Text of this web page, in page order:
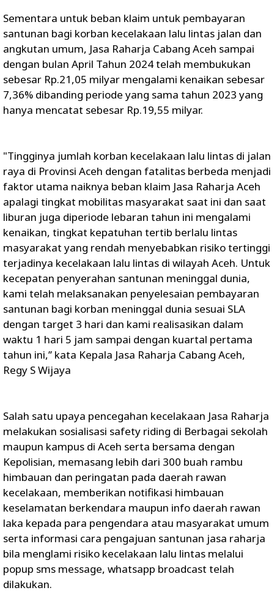
Sementara untuk beban klaim untuk pembayaran
santunan bagi korban kecelakaan lalu lintas jalan dan
angkutan umum, Jasa Raharja Cabang Aceh sampai
dengan bulan April Tahun 2024 telah membukukan
sebesar Rp.21,05 milyar mengalami kenaikan sebesar
7,36% dibanding periode yang sama tahun 2023 yang
hanya mencatat sebesar Rp.19,55 milyar.
"Tingginya jumlah korban kecelakaan lalu lintas di jalan
raya di Provinsi Aceh dengan fatalitas berbeda menjadi
faktor utama naiknya beban klaim Jasa Raharja Aceh
apalagi tingkat mobilitas masyarakat saat ini dan saat
liburan juga diperiode lebaran tahun ini mengalami
kenaikan, tingkat kepatuhan tertib berlalu lintas
masyarakat yang rendah menyebabkan risiko tertinggi
terjadinya kecelakaan lalu lintas di wilayah Aceh. Untuk
kecepatan penyerahan santunan meninggal dunia,
kami telah melaksanakan penyelesaian pembayaran
santunan bagi korban meninggal dunia sesuai SLA
dengan target 3 hari dan kami realisasikan dalam
waktu 1 hari 5 jam sampai dengan kuartal pertama
tahun ini,’’ kata Kepala Jasa Raharja Cabang Aceh,
Regy S Wijaya
Salah satu upaya pencegahan kecelakaan Jasa Raharja
melakukan sosialisasi safety riding di Berbagai sekolah
maupun kampus di Aceh serta bersama dengan
Kepolisian, memasang lebih dari 300 buah rambu
himbauan dan peringatan pada daerah rawan
kecelakaan, memberikan notifikasi himbauan
keselamatan berkendara maupun info daerah rawan
laka kepada para pengendara atau masyarakat umum
serta informasi cara pengajuan santunan jasa raharja
bila menglami risiko kecelakaan lalu lintas melalui
popup sms message, whatsapp broadcast telah
dilakukan.